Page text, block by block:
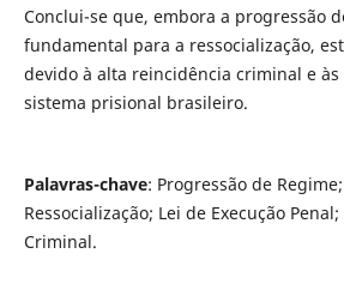
Conclui-se que, embora a progressão
fundamental para a ressocialização,
devido à alta reincidência criminal e
sistema prisional brasileiro.
Palavras-chave: Progressão de
Ressocialização; Lei de Execução
Criminal.